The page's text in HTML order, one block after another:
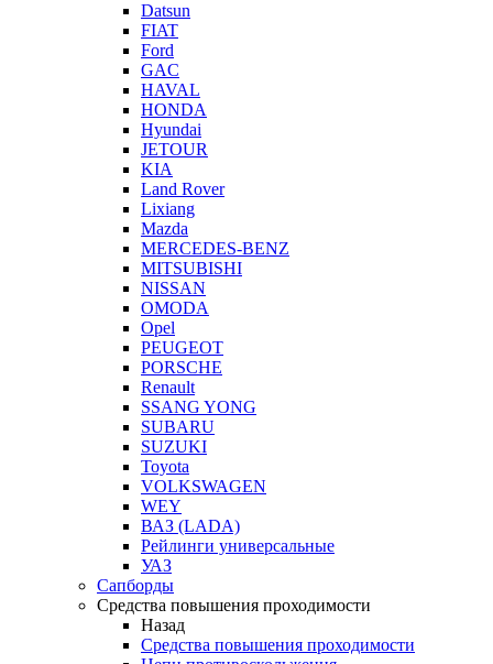
Datsun
FIAT
Ford
GAC
HAVAL
HONDA
Hyundai
JETOUR
KIA
Land Rover
Lixiang
Mazda
MERCEDES-BENZ
MITSUBISHI
NISSAN
OMODA
Opel
PEUGEOT
PORSCHE
Renault
SSANG YONG
SUBARU
SUZUKI
Toyota
VOLKSWAGEN
WEY
ВАЗ (LADA)
Рейлинги универсальные
УАЗ
Сапборды
Средства повышения проходимости
Назад
Средства повышения проходимости